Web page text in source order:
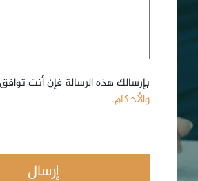
بإرسالك هذه الرسالة فإن أنت
والأحكام